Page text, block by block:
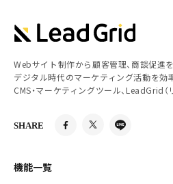
Webサイト制作から顧客管理、商談促進
デジタル時代のマーケティング活動を効
CMS・マーケティングツール、LeadGrid（
SHARE
機能一覧